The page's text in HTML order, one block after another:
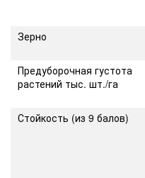
Зерно
Предуборочная густота
растений тыс. шт./га
Стойкость (из 9 балов)